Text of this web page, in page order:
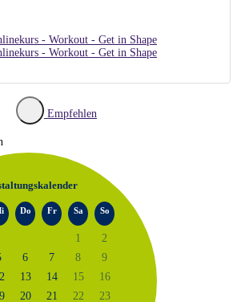
- Workout - Get in Shape
- Workout - Get in Shape
Empfehlen
Do Fr Sa So
1
2
6 7 8
9
13 14 15
16
20 21 22
23